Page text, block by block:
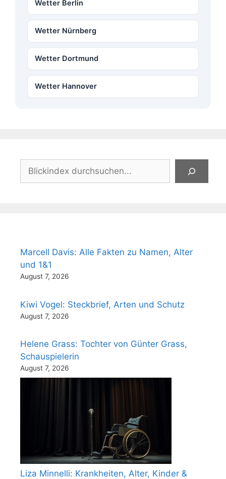
Wetter Berlin
Wetter Nürnberg
Wetter Dortmund
Wetter Hannover
Suchen
Marcell Davis: Alle Fakten zu Namen, Alter
und 1&1
August 7, 2026
Kiwi Vogel: Steckbrief, Arten und Schutz
August 7, 2026
Helene Grass: Tochter von Günter Grass,
Schauspielerin
August 7, 2026
Liza Minnelli: Krankheiten, Alter, Kinder &